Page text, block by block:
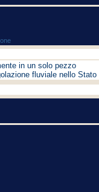
in un solo pezzo
fluviale nello